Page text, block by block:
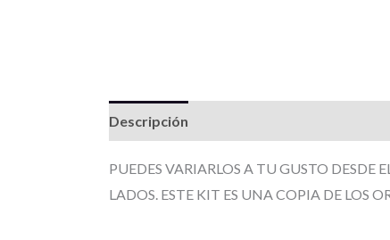
Descripción
PUEDES VARIARLOS A TU GUSTO DESDE
LADOS. ESTE KIT ES UNA COPIA DE LOS